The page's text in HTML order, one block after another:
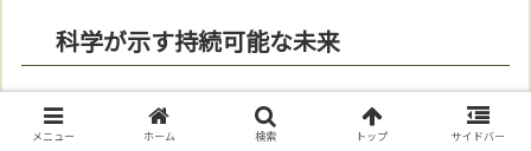
科学が示す持続可能な未来
の研究は、持続可能な社会を構築する 鍵を
握る。サンゴの
エネルギー 利用効率を学ぶことで、
メニュー ホーム 検索 トップ サイドバー